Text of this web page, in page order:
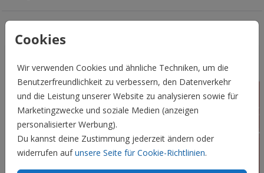
Cookies
Wir verwenden Cookies und ähnliche Techniken, um die
Benutzerfreundlichkeit zu verbessern, den Datenverkehr
und die Leistung unserer Website zu analysieren sowie für
Marketingzwecke und soziale Medien (anzeigen
personalisierter Werbung).
Du kannst deine Zustimmung jederzeit ändern oder
widerrufen aufunsere Seite für Cookie-Richtlinien.
Das könnte Euch auch gefallen